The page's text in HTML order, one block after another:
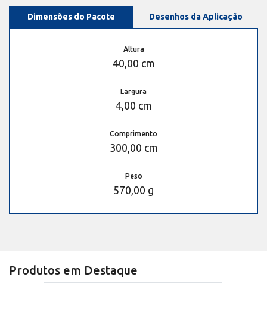
Dimensões do Pacote Desenhos da Aplicação
Altura
40,00 cm
Largura
4,00 cm
Comprimento
300,00 cm
Peso
570,00 g
Produtos em Destaque